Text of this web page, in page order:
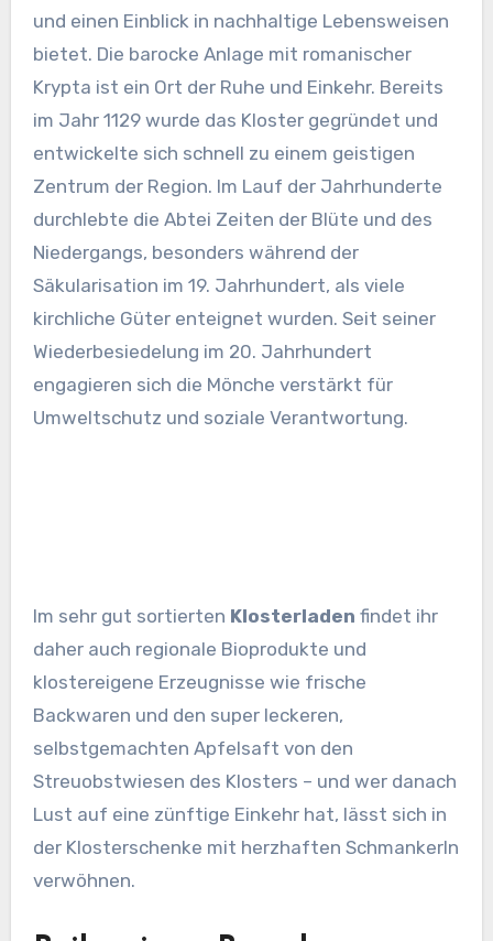
und einen Einblick in nachhaltige Lebensweisen
bietet. Die barocke Anlage mit romanischer
Krypta ist ein Ort der Ruhe und Einkehr. Bereits
im Jahr 1129 wurde das Kloster gegründet und
entwickelte sich schnell zu einem geistigen
Zentrum der Region. Im Lauf der Jahrhunderte
durchlebte die Abtei Zeiten der Blüte und des
Niedergangs, besonders während der
Säkularisation im 19. Jahrhundert, als viele
kirchliche Güter enteignet wurden. Seit seiner
Wiederbesiedelung im 20. Jahrhundert
engagieren sich die Mönche verstärkt für
Umweltschutz und soziale Verantwortung.
Im sehr gut sortierten Klosterladen findet ihr
daher auch regionale Bioprodukte und
klostereigene Erzeugnisse wie frische
Backwaren und den super leckeren,
selbstgemachten Apfelsaft von den
Streuobstwiesen des Klosters – und wer danach
Lust auf eine zünftige Einkehr hat, lässt sich in
der Klosterschenke mit herzhaften Schmankerln
verwöhnen.